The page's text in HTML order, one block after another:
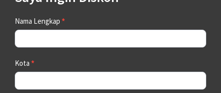
Contact
Us
Nama Lengkap *
Kota *